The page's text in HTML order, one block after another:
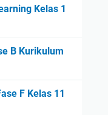
Kelas 1
B Kurikulum
F Kelas 11